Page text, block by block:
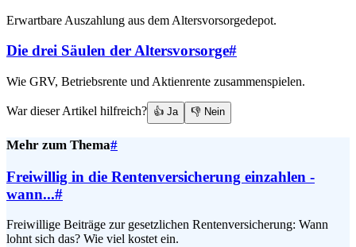
Erwartbare Auszahlung aus dem Altersvorsorgedepot.
Die drei Säulen der Altersvorsorge#
Wie GRV, Betriebsrente und Aktienrente zusammenspielen.
War dieser Artikel hilfreich? 👍 Ja 👎 Nein
Mehr zum Thema#
Freiwillig in die Rentenversicherung einzahlen -
wann...#
Freiwillige Beiträge zur gesetzlichen Rentenversicherung: Wann
lohnt sich das? Wie viel kostet ein.